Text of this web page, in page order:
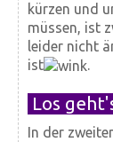
kürzen und
müssen, ist
leider nicht
ist
.
Los
In der